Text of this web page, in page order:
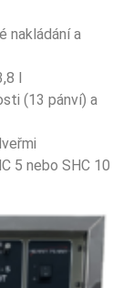
nakládání a
l
(13 pánví) a
5 nebo SHC 10